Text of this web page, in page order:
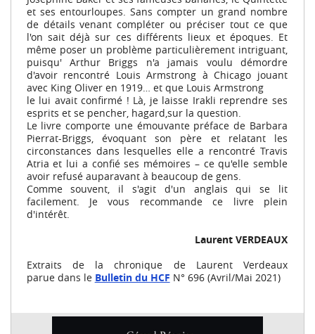
et ses entourloupes. Sans compter un grand nombre
de détails venant compléter ou préciser tout ce que
l'on sait déjà sur ces différents lieux et époques. Et
même poser un problème particulièrement intriguant,
puisqu' Arthur Briggs n'a jamais voulu démordre
d'avoir rencontré Louis Armstrong à Chicago jouant
avec King Oliver en 1919… et que Louis Armstrong
le lui avait confirmé ! Là, je laisse Irakli reprendre ses
esprits et se pencher, hagard,sur la question.
Le livre comporte une émouvante préface de Barbara
Pierrat-Briggs, évoquant son père et relatant les
circonstances dans lesquelles elle a rencontré Travis
Atria et lui a confié ses mémoires – ce qu'elle semble
avoir refusé auparavant à beaucoup de gens.
Comme souvent, il s'agit d'un anglais qui se lit
facilement. Je vous recommande ce livre plein
d'intérêt.
Laurent VERDEAUX
Extraits de la chronique de Laurent Verdeaux
parue dans le Bulletin du HCF N° 696 (Avril/Mai 2021)